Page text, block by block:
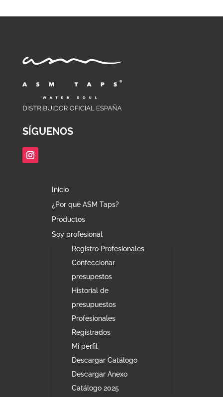
SÍGUENOS
Inicio
¿Por qué ASM Taps?
Productos
Soy profesional
Registro Profesionales
Confeccionar
presupestos
Historial de
presupuestos
Profesionales
Registrados
Mi perfil
Descargar Catálogo
Descargar Anexo
Catálogo 2025